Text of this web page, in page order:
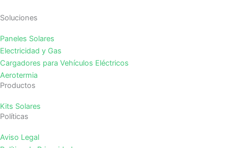
Soluciones
Paneles Solares
Electricidad y Gas
Cargadores para Vehículos Eléctricos
Aerotermia
Productos
Kits Solares
Políticas
Aviso Legal